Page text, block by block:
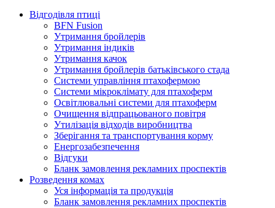
Відгодівля птиці
BFN Fusion
Утримання бройлерів
Утримання індиків
Утримання качок
Утримання бройлерів батьківського стада
Системи управління птахофермою
Системи мікроклімату для птахоферм
Освітлювальні системи для птахоферм
Очищення відпрацьованого повітря
Утилізація відходів виробництва
Зберігання та транспортування корму
Енергозабезпечення
Відгуки
Бланк замовлення рекламних проспектів
Розведення комах
Уся інформація та продукція
Бланк замовлення рекламних проспектів